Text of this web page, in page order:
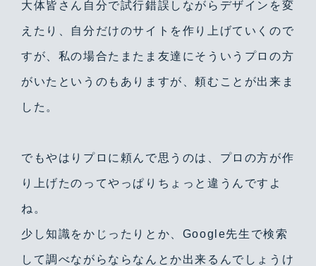
大体皆さん自分で試行錯誤しながらデザインを変
えたり、自分だけのサイトを作り上げていくので
すが、私の場合たまたま友達にそういうプロの方
がいたというのもありますが、頼むことが出来ま
した。
でもやはりプロに頼んで思うのは、プロの方が作
り上げたのってやっぱりちょっと違うんですよ
ね。
少し知識をかじったりとか、Google先生で検索
して調べながらならなんとか出来るんでしょうけ